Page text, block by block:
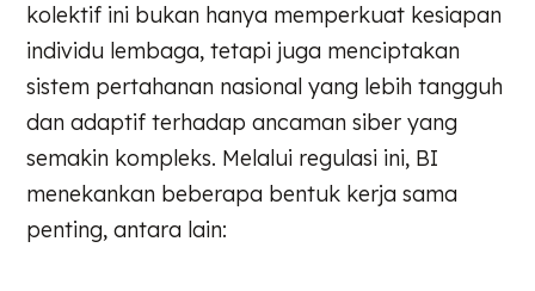
kolektif ini bukan hanya memperkuat kesiapan
individu lembaga, tetapi juga menciptakan
sistem pertahanan nasional yang lebih tangguh
dan adaptif terhadap ancaman siber yang
semakin kompleks. Melalui regulasi ini, BI
menekankan beberapa bentuk kerja sama
penting, antara lain: